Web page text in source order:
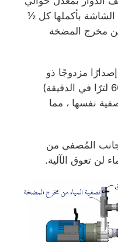
الشاشة بأكملها كل ½
تقريبًا 20-25٪ من مخرج المضخة
مزدوجًا ذو
رأسين لسعة أكبر (تصل إلى 60 لترًا في الدقيقة)
نفسها ، مما
المُصفى من
لن تعوق الآلية.